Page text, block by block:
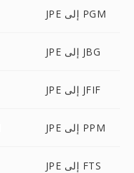
JPE إلى PGM
JPE إلى JBG
JPE إلى JFIF
JPE إلى PPM
JPE إلى FTS